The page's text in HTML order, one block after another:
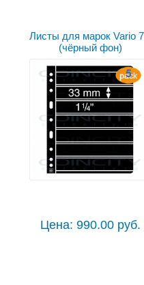
Листы для марок Vario
(чёрный фон)
Цена: 990.00 руб.